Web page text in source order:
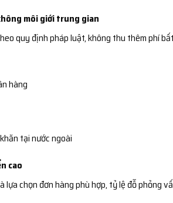
môi giới trung gian
quy định pháp luật, không thu thêm phí
hàng
tại nước ngoài
cao
lựa chọn đơn hàng phù hợp, tỷ lệ đỗ phỏng